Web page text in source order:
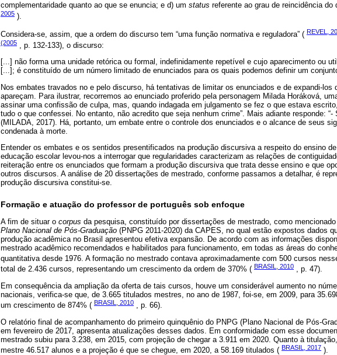
complementaridade quanto ao que se enuncia; e d) um status referente ao grau de reincidência do
2005 ).
Considera-se, assim, que a ordem do discurso tem “uma função normativa e reguladora” ( REVEL,
(2005 , p. 132-133), o discurso:
[...] não forma uma unidade retórica ou formal, indefinidamente repetível e cujo aparecimento ou
[...]; é constituído de um número limitado de enunciados para os quais podemos definir um
Nos embates travados no e pelo discurso, há tentativas de limitar os enunciados e de expandi-los
apareçam. Para ilustrar, recorremos ao enunciado proferido pela personagem Milada Horáková,
assinar uma confissão de culpa, mas, quando indagada em julgamento se fez o que estava
tudo o que confessei. No entanto, não acredito que seja nenhum crime”. Mais adiante responde: “-
(MILADA, 2017). Há, portanto, um embate entre o controle dos enunciados e o alcance de seus
condenada à morte.
Entender os embates e os sentidos presentificados na produção discursiva a respeito do ensino
educação escolar levou-nos a interrogar que regularidades caracterizam as relações de
reiteração entre os enunciados que formam a produção discursiva que trata desse ensino e que
outros discursos. A análise de 20 dissertações de mestrado, conforme passamos a detalhar, é
produção discursiva constitui-se.
Formação e atuação do professor de português sob enfoque
A fim de situar o corpus da pesquisa, constituído por dissertações de mestrado, como
Plano Nacional de Pós-Graduação (PNPG 2011-2020) da CAPES, no qual estão expostos dados
produção acadêmica no Brasil apresentou efetiva expansão. De acordo com as informações
mestrado acadêmico recomendados e habilitados para funcionamento, em todas as áreas do
quantitativa desde 1976. A formação no mestrado contava aproximadamente com 500 cursos
total de 2.436 cursos, representando um crescimento da ordem de 370% ( BRASIL, 2010 , p. 47).
Em consequência da ampliação da oferta de tais cursos, houve um considerável aumento no
nacionais, verifica-se que, de 3.665 titulados mestres, no ano de 1987, foi-se, em 2009, para
um crescimento de 874% ( BRASIL, 2010 , p. 66).
O relatório final de acompanhamento do primeiro quinquênio do PNPG (Plano Nacional de Pós-
em fevereiro de 2017, apresenta atualizações desses dados. Em conformidade com esse
mestrado subiu para 3.238, em 2015, com projeção de chegar a 3.911 em 2020. Quanto à
mestre 46.517 alunos e a projeção é que se chegue, em 2020, a 58.169 titulados ( BRASIL, 2017 ).